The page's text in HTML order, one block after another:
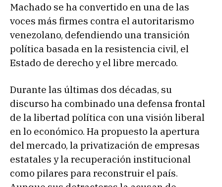
Machado se ha convertido en una de las
voces más firmes contra el autoritarismo
venezolano, defendiendo una transición
política basada en la resistencia civil, el
Estado de derecho y el libre mercado.
Durante las últimas dos décadas, su
discurso ha combinado una defensa frontal
de la libertad política con una visión liberal
en lo económico. Ha propuesto la apertura
del mercado, la privatización de empresas
estatales y la recuperación institucional
como pilares para reconstruir el país.